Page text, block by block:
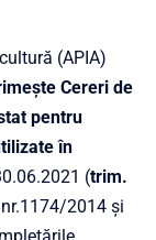
(APIA)
Cereri de
pentru
în
(trim.
2014 și